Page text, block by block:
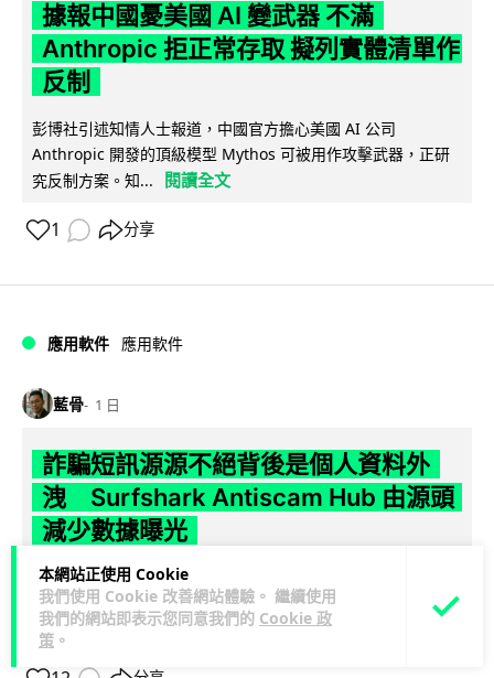
本網站正使用 Cookie
我們使用 Cookie 改善網站體驗。 繼續使用
我們的網站即表示您同意我們的 Cookie 政
策 。
據報中國憂美國 AI 變武器 不滿
Anthropic 拒正常存取 擬列實體清單作
反制
彭博社引述知情人士報道，中國官方擔心美國 AI 公司
Anthropic 開發的頂級模型 Mythos 可被用作攻擊武器，正研
究反制方案。知...
閱讀全文
1 分享
應用軟件 應用軟件
藍骨 1 日
詐騙短訊源源不絕背後是個人資料外
洩 Surfshark Antiscam Hub 由源頭
減少數據曝光
隨著香港釣魚騙案大幅上升，騙徒大量發送假冒機構短訊套取
個人資料。Surfshark 有見及此推出 Antiscam Hub 介面，整
合電郵遮... 閱讀全文